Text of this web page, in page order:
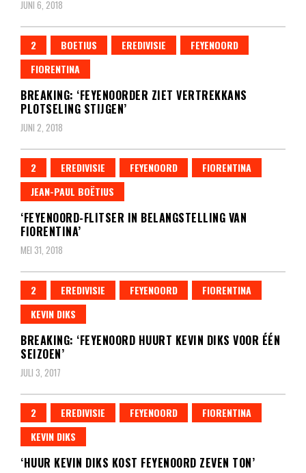
JUNI 6, 2018
2 BOETIUS EREDIVISIE
FEYENOORD
FIORENTINA
BREAKING: ‘FEYENOORDER ZIET VERTREKKANS
PLOTSELING STIJGEN’
JUNI 2, 2018
2 EREDIVISIE FEYENOORD
FIORENTINA
JEAN-PAUL BOËTIUS
‘FEYENOORD-FLITSER IN BELANGSTELLING VAN
FIORENTINA’
MEI 31, 2018
2 EREDIVISIE FEYENOORD
FIORENTINA
KEVIN DIKS
BREAKING: ‘FEYENOORD HUURT KEVIN DIKS VOOR ÉÉN
SEIZOEN’
JULI 3, 2017
2 EREDIVISIE FEYENOORD
FIORENTINA
KEVIN DIKS
‘HUUR KEVIN DIKS KOST FEYENOORD ZEVEN TON’